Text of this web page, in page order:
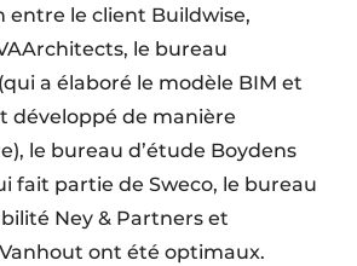
le client Buildwise,
le bureau
a élaboré le modèle BIM et
développé de manière
le bureau d’étude Boydens
fait partie de Sweco, le bureau
Ney & Partners et
ont été optimaux.